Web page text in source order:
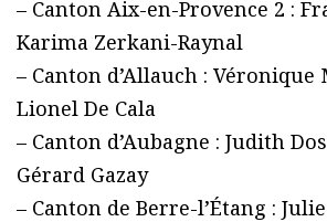
– Canton Aix-en-Provence 2 :
Karima Zerkani-Raynal
– Canton d’Allauch : Véronique
Lionel De Cala
– Canton d’Aubagne : Judith
Gérard Gazay
– Canton de Berre-l’Étang :